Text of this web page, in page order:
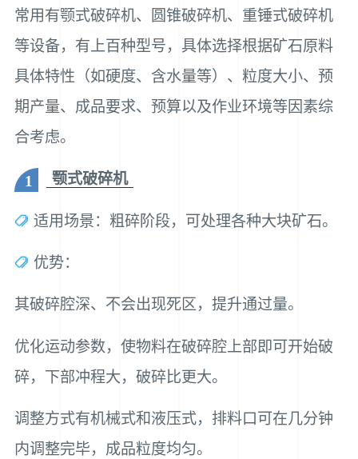
常用有颚式破碎机、圆锥破碎机、重锤式破碎机
等设备，有上百种型号，具体选择根据矿石原料
具体特性（如硬度、含水量等）、粒度大小、预
期产量、成品要求、预算以及作业环境等因素综
合考虑。
1 颚式破碎机
适用场景：粗碎阶段，可处理各种大块矿石。
优势：
其破碎腔深、不会出现死区，提升通过量。
优化运动参数，使物料在破碎腔上部即可开始破
碎，下部冲程大，破碎比更大。
调整方式有机械式和液压式，排料口可在几分钟
内调整完毕，成品粒度均匀。